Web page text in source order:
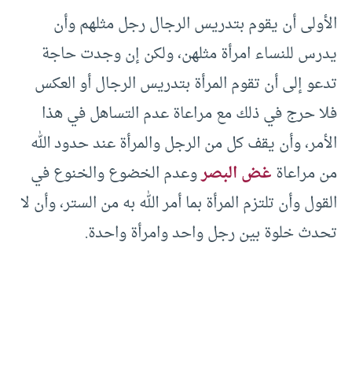
الأولى أن يقوم بتدريس الرجال رجل مثلهم وأن
يدرس للنساء امرأة مثلهن، ولكن إن وجدت حاجة
تدعو إلى أن تقوم المرأة بتدريس الرجال أو العكس
فلا حرج في ذلك مع مراعاة عدم التساهل في هذا
الأمر، وأن يقف كل من الرجل والمرأة عند حدود الله
من مراعاةغض البصروعدم الخضوع والخنوع في
القول وأن تلتزم المرأة بما أمر الله به من الستر، وأن لا
تحدث خلوة بين رجل واحد وامرأة واحدة.